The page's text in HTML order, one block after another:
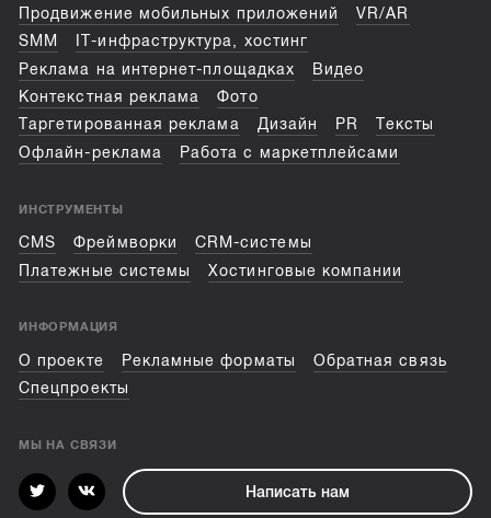
Продвижение мобильных приложений
VR/AR
SMM
IT-инфраструктура, хостинг
Реклама на интернет-площадках
Видео
Контекстная реклама
Фото
Таргетированная реклама
Дизайн PR
Тексты
Офлайн-реклама
Работа с маркетплейсами
ИНСТРУМЕНТЫ
CMS Фреймворки
CRM-системы
Платежные системы
Хостинговые компании
ИНФОРМАЦИЯ
О проекте Рекламные форматы
Обратная связь
Спецпроекты
МЫ НА СВЯЗИ
Написать нам